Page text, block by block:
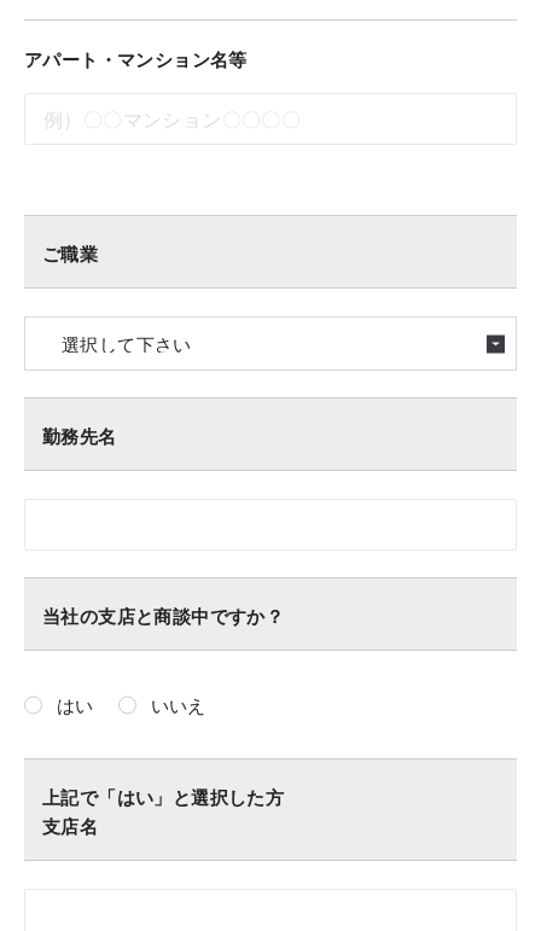
アパート・マンション名等
ご職業
勤務先名
当社の支店と商談中ですか？
はい いいえ
上記で「はい」と選択した方
支店名